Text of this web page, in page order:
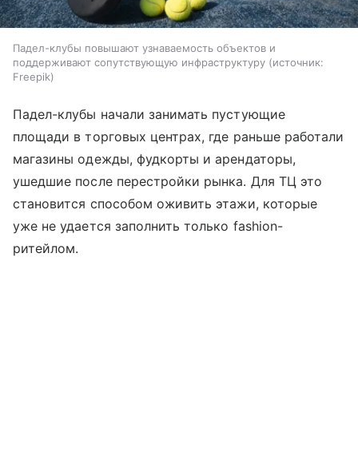
Падел-клубы повышают узнаваемость объектов и
поддерживают сопутствующую инфраструктуру
источник:
Freepik
Падел-клубы начали занимать пустующие
площади в торговых центрах, где раньше работали
магазины одежды, фудкорты и арендаторы,
ушедшие после перестройки рынка. Для ТЦ это
становится способом оживить этажи, которые
уже не удается заполнить только fashion-
ритейлом.